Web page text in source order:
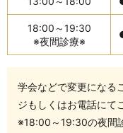
18:00～19:30
※夜間診療※
学会などで変更になる
ジもしくはお電話にて
※18:00～19:30の夜間